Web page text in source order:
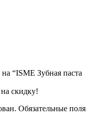
“ISME Зубная паста
скидку!
Обязательные поля